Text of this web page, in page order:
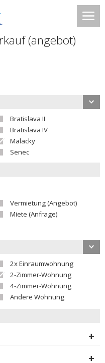
(angebot)
Bratislava II
Bratislava IV
Malacky
Senec
Vermietung (Angebot)
Miete (Anfrage)
2x Einraumwohnung
2-Zimmer-Wohnung
4-Zimmer-Wohnung
Andere Wohnung